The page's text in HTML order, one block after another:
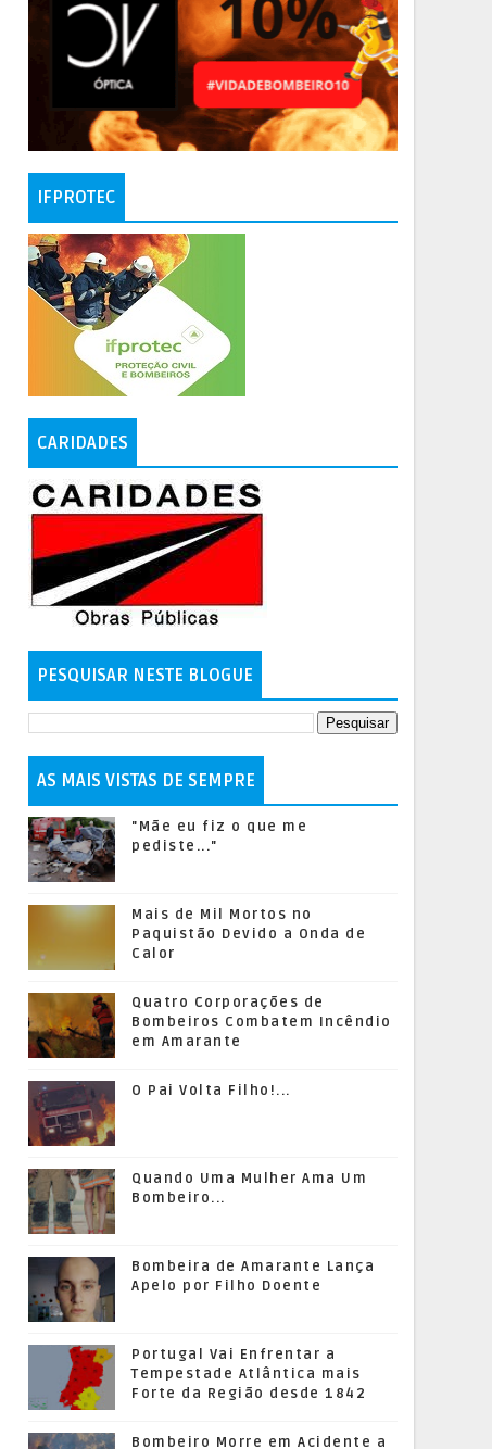
IFPROTEC
CARIDADES
PESQUISAR NESTE BLOGUE
AS MAIS VISTAS DE SEMPRE
"Mãe eu fiz o que me
pediste..."
Mais de Mil Mortos no
Paquistão Devido a Onda de
Calor
Quatro Corporações de
Bombeiros Combatem Incêndio
em Amarante
O Pai Volta Filho!...
Quando Uma Mulher Ama Um
Bombeiro...
Bombeira de Amarante Lança
Apelo por Filho Doente
Portugal Vai Enfrentar a
Tempestade Atlântica mais
Forte da Região desde 1842
Bombeiro Morre em Acidente a